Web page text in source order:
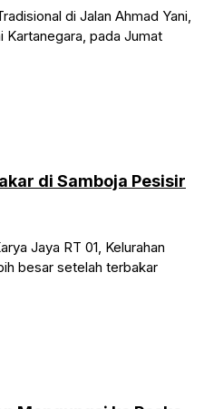
di Jalan Ahmad Yani,
Kartanegara, pada Jumat
di Samboja Pesisir
Jaya RT 01, Kelurahan
besar setelah terbakar